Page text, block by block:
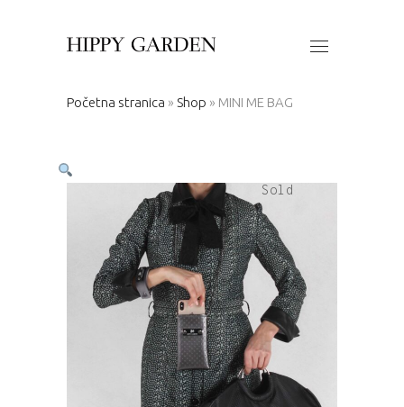
Početna stranica » Shop » MINI ME BAG
Sold